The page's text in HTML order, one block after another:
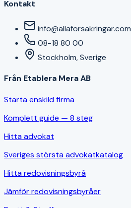
Kontakt
info@allaforsakringar.com
08-18 80 00
Stockholm, Sverige
Från Etablera Mera AB
Starta enskild firma
Komplett guide — 8 steg
Hitta advokat
Sveriges största advokatkatalog
Hitta redovisningsbyrå
Jämför redovisningsbyråer